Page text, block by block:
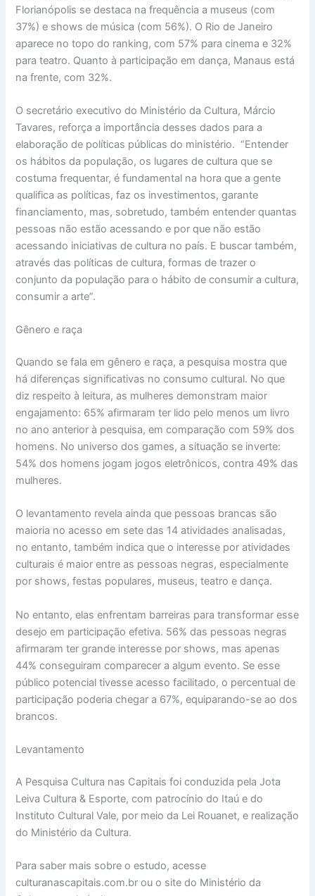
Florianópolis se destaca na frequência a museus (com
37%) e shows de música (com 56%). O Rio de Janeiro
aparece no topo do ranking, com 57% para cinema e 32%
para teatro. Quanto à participação em dança, Manaus está
na frente, com 32%.
O secretário executivo do Ministério da Cultura, Márcio
Tavares, reforça a importância desses dados para a
elaboração de políticas públicas do ministério. “Entender
os hábitos da população, os lugares de cultura que se
costuma frequentar, é fundamental na hora que a gente
qualifica as políticas, faz os investimentos, garante
financiamento, mas, sobretudo, também entender quantas
pessoas não estão acessando e por que não estão
acessando iniciativas de cultura no país. E buscar também,
através das políticas de cultura, formas de trazer o
conjunto da população para o hábito de consumir a cultura,
consumir a arte”.
Gênero e raça
Quando se fala em gênero e raça, a pesquisa mostra que
há diferenças significativas no consumo cultural. No que
diz respeito à leitura, as mulheres demonstram maior
engajamento: 65% afirmaram ter lido pelo menos um livro
no ano anterior à pesquisa, em comparação com 59% dos
homens. No universo dos games, a situação se inverte:
54% dos homens jogam jogos eletrônicos, contra 49% das
mulheres.
O levantamento revela ainda que pessoas brancas são
maioria no acesso em sete das 14 atividades analisadas,
no entanto, também indica que o interesse por atividades
culturais é maior entre as pessoas negras, especialmente
por shows, festas populares, museus, teatro e dança.
No entanto, elas enfrentam barreiras para transformar esse
desejo em participação efetiva. 56% das pessoas negras
afirmaram ter grande interesse por shows, mas apenas
44% conseguiram comparecer a algum evento. Se esse
público potencial tivesse acesso facilitado, o percentual de
participação poderia chegar a 67%, equiparando-se ao dos
brancos.
Levantamento
A Pesquisa Cultura nas Capitais foi conduzida pela Jota
Leiva Cultura & Esporte, com patrocínio do Itaú e do
Instituto Cultural Vale, por meio da Lei Rouanet, e realização
do Ministério da Cultura.
Para saber mais sobre o estudo, acesse
culturanascapitais.com.br ou o site do Ministério da